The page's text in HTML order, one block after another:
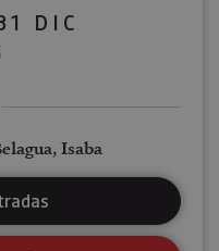
DIC
Isaba